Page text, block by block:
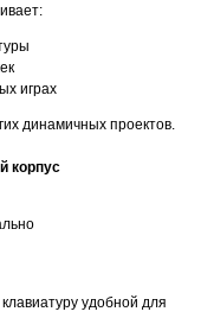
играх
динамичных проектов.
корпус
удобной для